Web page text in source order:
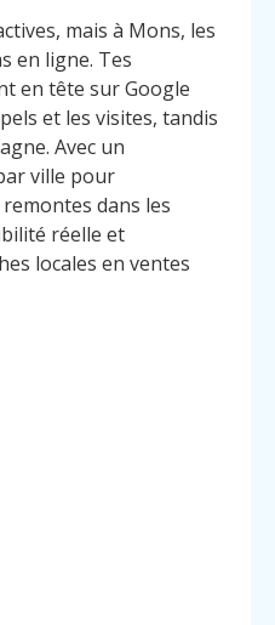
mais à Mons, les
en ligne. Tes
en tête sur Google
et les visites, tandis
Avec un
ville pour
dans les
réelle et
locales en ventes